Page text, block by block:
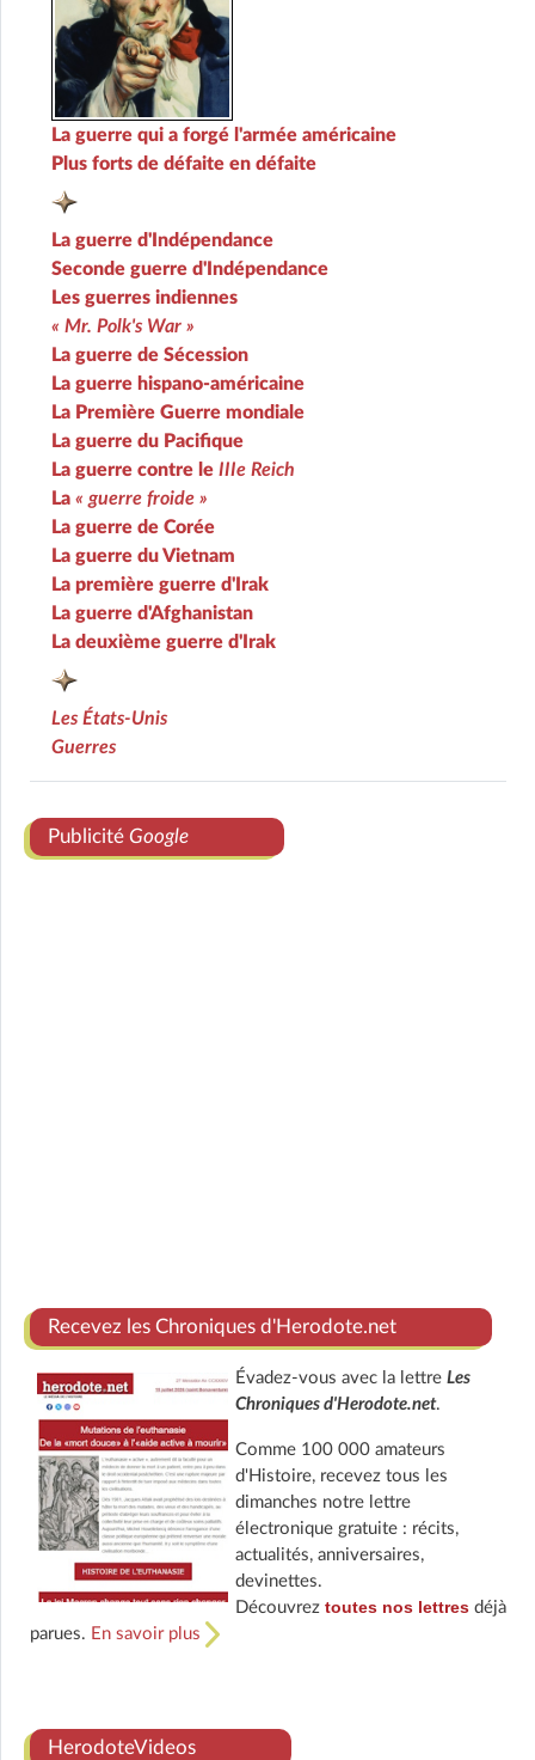
La guerre qui a forgé l'armée américaine
Plus forts de défaite en défaite
La guerre d'Indépendance
Seconde guerre d'Indépendance
Les guerres indiennes
« Mr. Polk's War »
La guerre de Sécession
La guerre hispano-américaine
La Première Guerre mondiale
La guerre du Pacifique
La guerre contre le IIIe Reich
La « guerre froide »
La guerre de Corée
La guerre du Vietnam
La première guerre d'Irak
La guerre d'Afghanistan
La deuxième guerre d'Irak
Les États-Unis
Guerres
Publicité Google
Recevez les Chroniques d'Herodote.net
Évadez-vous avec la lettre Les
Chroniques d'Herodote.net.
Comme 100 000 amateurs
d'Histoire, recevez tous les
dimanches notre lettre
électronique gratuite : récits,
actualités, anniversaires,
devinettes.
Découvrez toutes nos lettresdéjà
parues. En savoir plus
HerodoteVideos